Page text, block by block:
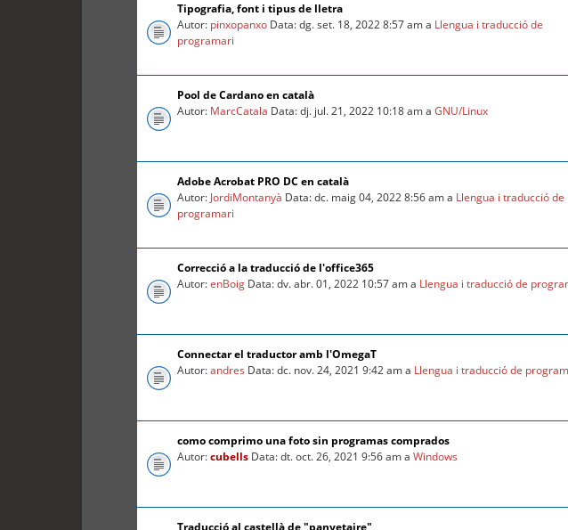
Tipografia, font i tipus de lletra
Autor: pinxopanxo Data: dg. set. 18, 2022 8:57 am a Llengua i traducció de
programari
Pool de Cardano en català
Autor: MarcCatala Data: dj. jul. 21, 2022 10:18 am aGNU/Linux
Adobe Acrobat PRO DC en català
Autor: JordiMontanyà Data: dc. maig 04, 2022 8:56 am a Llengua i traducció de
programari
Correcció a la traducció de l'office365
Autor:enBoig Data: dv. abr. 01, 2022 10:57 am a Llengua i traducció de
Connectar el traductor amb l'OmegaT
Autor:andres Data: dc. nov. 24, 2021 9:42 am a Llengua i traducció de
como comprimo una foto sin programas comprados
Autor:cubells Data: dt. oct. 26, 2021 9:56 am aWindows
Traducció al castellà de "panyetaire"